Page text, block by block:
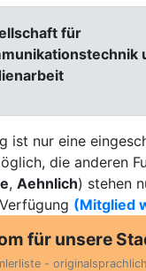
für
ist nur eine
die anderen
, Aehnlich) stehen
(Mitglied
für unsere
-